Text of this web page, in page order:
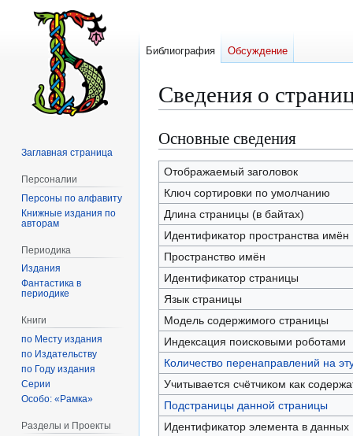
Сведения о
Перейти
к
навигации
Перейти
к
поиску
Основные сведения
Отображаемый заголовок
Ключ сортировки по умолчанию
Длина страницы (в байтах)
Идентификатор пространства имён
Пространство имён
Идентификатор страницы
Язык страницы
Модель содержимого страницы
Индексация поисковыми роботами
Количество перенаправлений на
Учитывается счётчиком как
Подстраницы данной страницы
Идентификатор элемента в данных
Библиография Обсуждение
Заглавная страница
Персоналии
Персоны по алфавиту
Книжные издания по
авторам
Периодика
Издания
Фантастика в
периодике
Книги
по Месту издания
по Издательству
по Году издания
Серии
Особо: «Рамка»
Разделы и Проекты